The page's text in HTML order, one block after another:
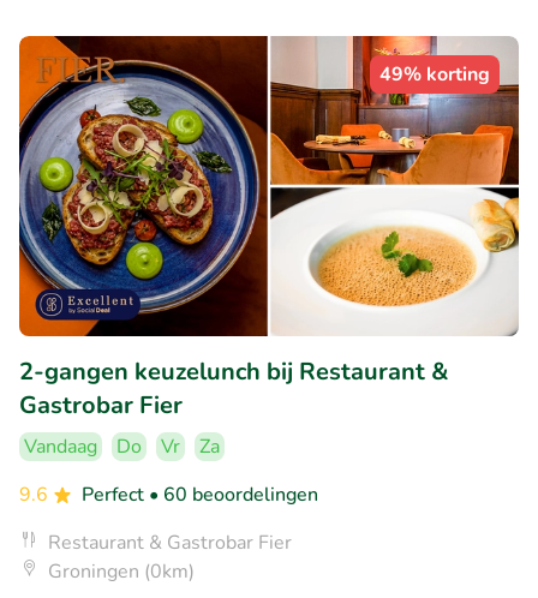
49% korting
2-gangen keuzelunch bij Restaurant &
Gastrobar Fier
Vandaag Do Vr
Za
9.6
Perfect • 60 beoordelingen
Restaurant & Gastrobar Fier
Groningen (0km)